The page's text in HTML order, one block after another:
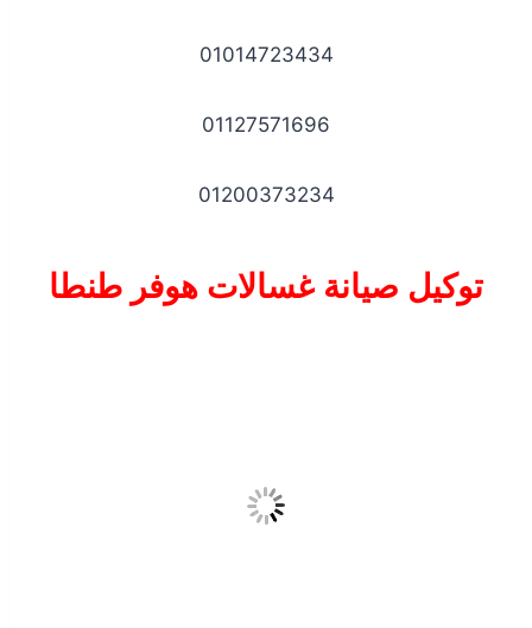
01014723434
01127571696
01200373234
توكيل صيانة غسالات هوفر طنطا